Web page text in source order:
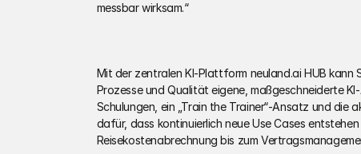
messbar wirksam.“
Mit der zentralen KI-Plattform neuland.ai HUB kann
Prozesse und Qualität eigene, maßgeschneiderte
Schulungen, ein „Train the Trainer“-Ansatz und die
dafür, dass kontinuierlich neue Use Cases
Reisekostenabrechnung bis zum